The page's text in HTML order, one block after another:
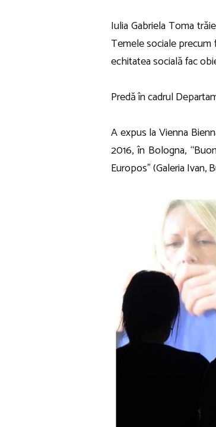
Iulia Gabriela Toma
Temele sociale precum
echitatea socială fac
Predă în cadrul
A expus la Vienna
2016, în Bologna,
Europos” (Galeria Ivan,